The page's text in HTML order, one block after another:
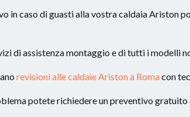
in caso di guasti alla vostra caldaia Ariston
di assistenza montaggio e di tutti i modelli
revisioni alle caldaie Ariston a Romacon
potete richiedere un preventivo